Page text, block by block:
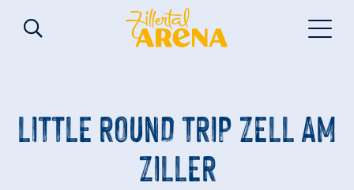
LITTLE ROUND TRIP ZELL AM
ZILLER